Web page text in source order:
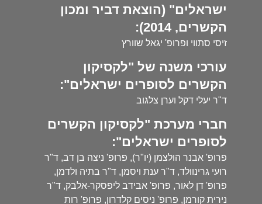
ישראלים" (הוצאת דביר ומכון
הקשרים, 2014):
זיסי סתווי ופרופ' יגאל שוורץ
עורכי משנה של "לקסיקון
הקשרים לסופרים ישראלים":
ד"ר יעלי דקל וערן צלגוב
חברי מערכת "לקסיקון הקשרים
לסופרים ישראלים":
פרופ' אבנר הולצמן (יו"ר), פרופ' ניצה בן דב, ד"ר
רועי גרינוולד, ד"ר ענת ויסמן, ד"ר בתיה ולדמן,
פרופ' דן לאור, פרופ' אבידב ליפסקר-אלבק, ד"ר
נירית קורמן, פרופ' ניסים קלדרון, פרופ' רות